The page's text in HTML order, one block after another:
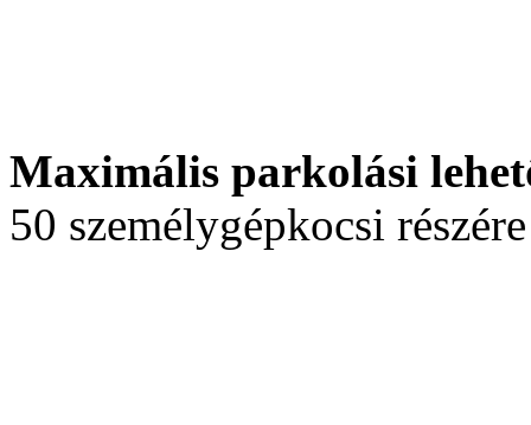
Maximális parkolási
50 személygépkocsi részére